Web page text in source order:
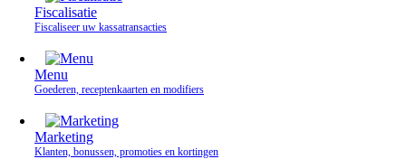
Fiscalisatie
Fiscaliseer uw kassatransacties
Menu
Goederen, receptenkaarten en modifiers
Marketing
Klanten, bonussen, promoties en kortingen